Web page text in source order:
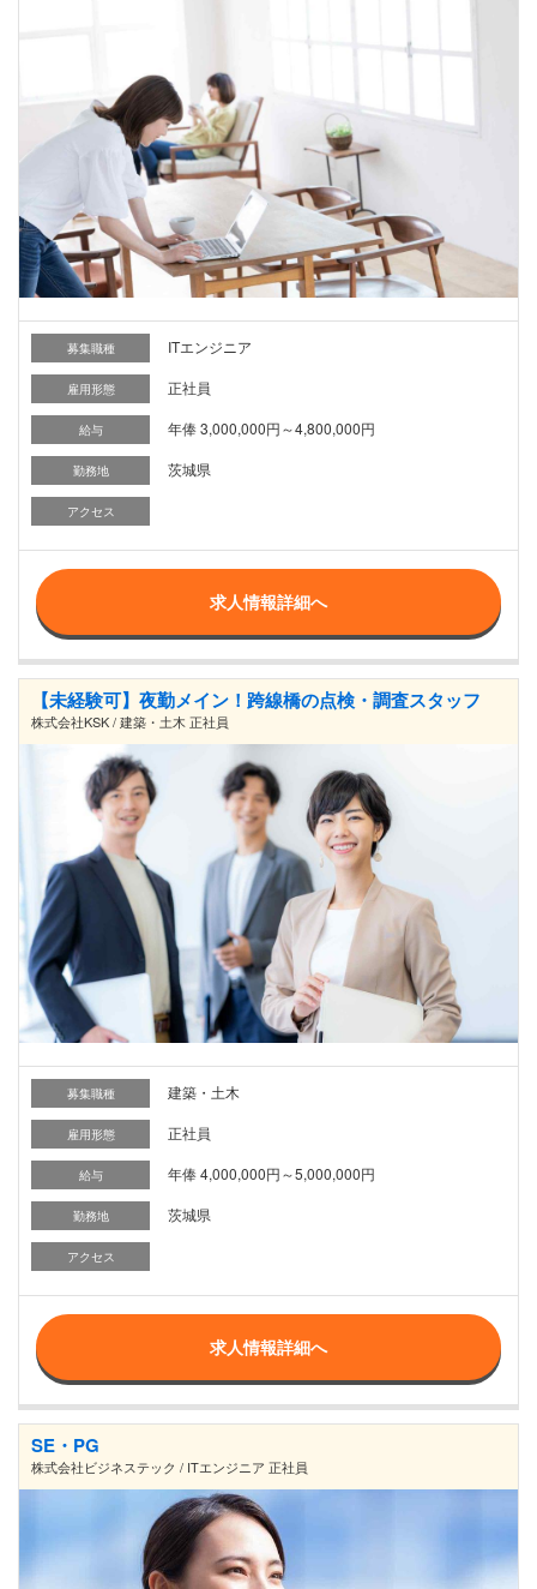
募集職種 ITエンジニア
雇用形態 正社員
給与 年俸 3,000,000円～4,800,000円
勤務地 茨城県
アクセス
求人情報詳細へ
【未経験可】夜勤メイン！跨線橋の点検・調査スタッフ
株式会社KSK / 建築・土木 正社員
募集職種 建築・土木
雇用形態 正社員
給与 年俸 4,000,000円～5,000,000円
勤務地 茨城県
アクセス
求人情報詳細へ
SE・PG
株式会社ビジネステック / ITエンジニア 正社員